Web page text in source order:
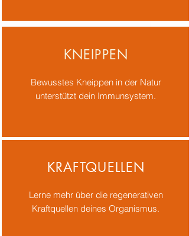
KNEIPPEN
Bewusstes Kneippen in der Natur
unterstützt dein Immunsystem.
KRAFTQUELLEN
Lerne mehr über die regenerativen
Kraftquellen deines Organismus.